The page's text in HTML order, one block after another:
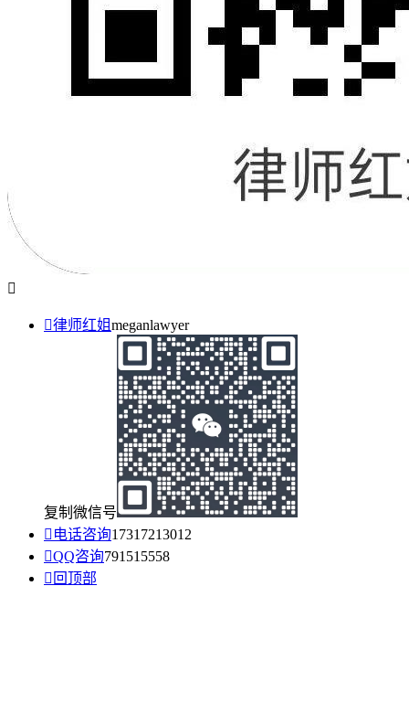

律师红姐meganlawyer
复制微信号
 电话咨询17317213012
QQ咨询791515558
 回顶部